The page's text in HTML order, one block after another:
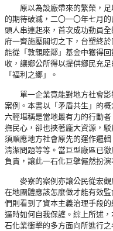
原以為設廠帶來的繁榮，足
的期待破滅，二〇一〇年七月
頭人串連起來，首次成功動員
府一齊施壓關切之下，台塑終
能從「敦親睦鄰」基金中獲得
收，讓鄉公所得以提供鄉民充
「福利之鄉」。
單一企業竟能對地方社會影
案例。本書以「矛盾共生」的
六輕堪稱是當地最有力的行動
撫民心，卻也挾著龐大資源，
須順應地方社會原先的運作邏
淸潔問題等等。當巨型廠區已
負責，讓此一石化巨擘儼然扮
麥寮的案例亦讓公民從宏觀
在地團體應該怎麼做才能有效
們則看到了資本主義治理手段
逼時如何自我保護。綜上所述
石化業衝擊的多方面向所進行